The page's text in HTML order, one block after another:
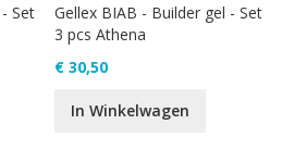
Set
Gellex BIAB - Builder gel - Set
3 pcs Athena
€ 30,50
In Winkelwagen